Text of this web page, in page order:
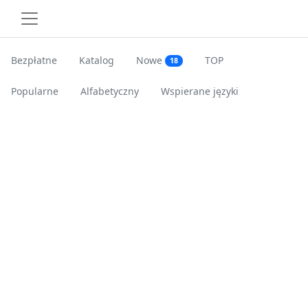
Bezpłatne Katalog Nowe 18 TOP
Popularne Alfabetyczny Wspierane języki